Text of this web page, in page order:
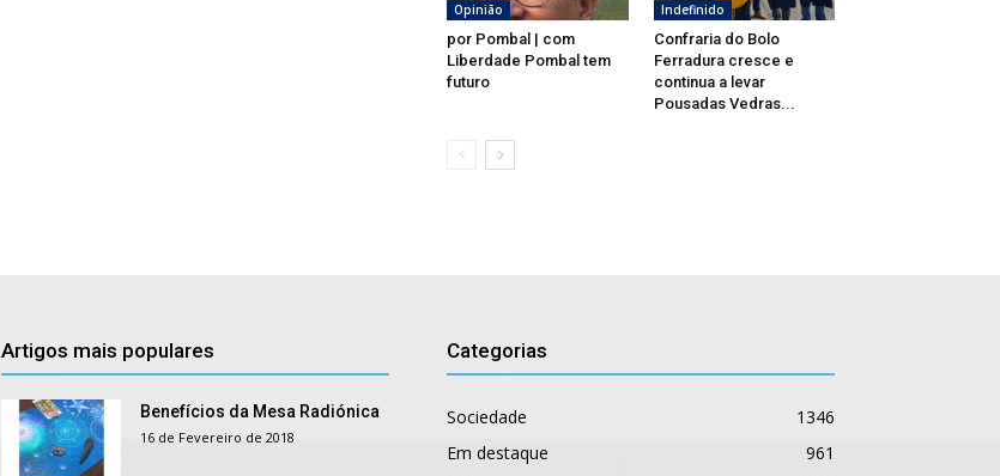
Opinião
por Pombal | com
Liberdade Pombal tem
futuro
Indefinido
Confraria do Bolo
Ferradura cresce e
continua a levar
Pousadas Vedras...
Artigos mais populares
Benefícios da Mesa Radiónica
16 de Fevereiro de 2018
Categorias
Sociedade
1346
Em destaque
961